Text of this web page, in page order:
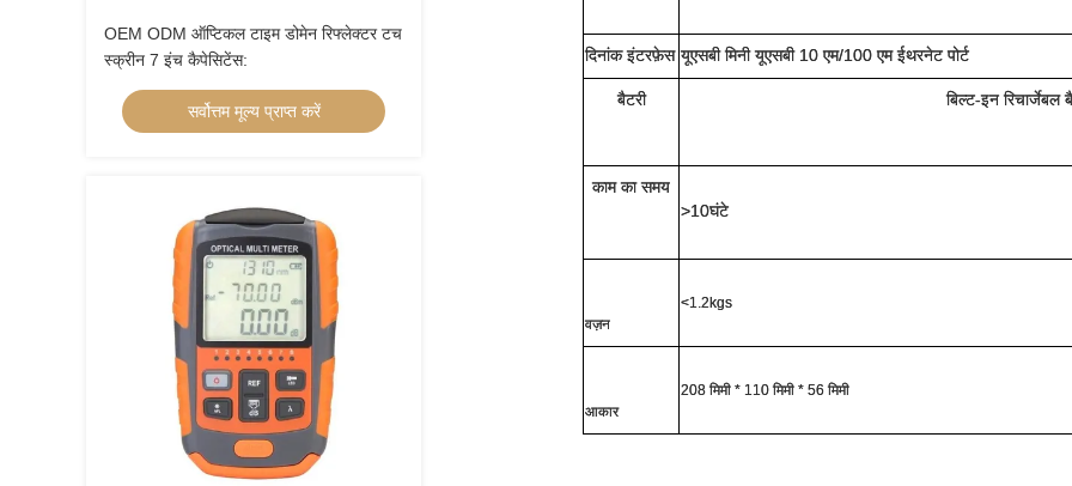
OEM ODM ऑप्टिकल टाइम डोमेन रिफ्लेक्टर टच
स्क्रीन 7 इंच कैपेसिटेंस:
सर्वोत्तम मूल्य प्राप्त करें
दिनांक इंटरफ़ेस यूएसबी मिनी यूएसबी 10 एम/100 एम ईथरनेट पोर्ट
बैटरी बिल्ट-इन रिचार्जेबल
काम का समय
>10घंटे
वज़न
<1.2kgs
आकार
208 मिमी * 110 मिमी * 56 मिमी